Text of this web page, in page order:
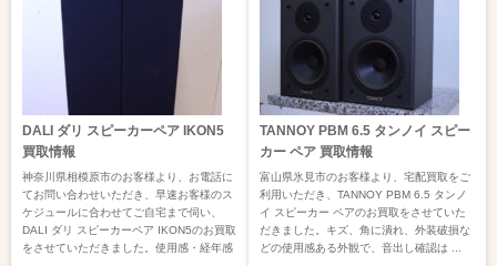
DALI ダリ スピーカーペア IKON5
買取情報
神奈川県相模原市のお客様より、お電話に
てお問い合わせいただき、早速お客様のス
ケジュールに合わせてご自宅まで伺い、
DALI ダリ スピーカーペア IKON5のお買取
をさせていただきました。使用感・経年感
TANNOY PBM 6.5 タンノイ スピー
カー ペア 買取情報
富山県氷見市のお客様より、宅配買取をご
利用いただき、TANNOY PBM 6.5 タンノ
イ スピーカー ペアのお買取をさせていた
だきました。キズ、角に潰れ、外装破損な
どの使用感ある外観で、音出し確認は ...